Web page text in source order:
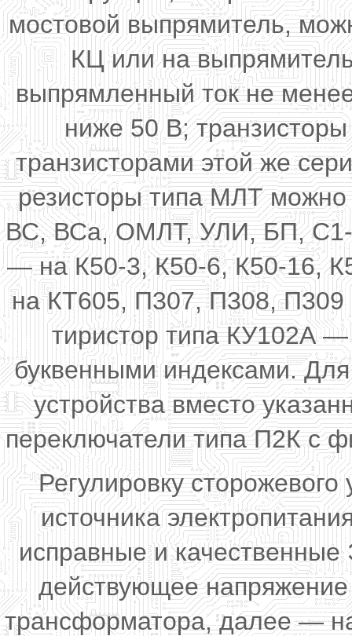
мостовой выпрямитель,
КЦ или на
выпрямленный ток не
ниже 50 В;
транзисторами этой же
резисторы типа МЛТ можно
ВС, ВСа, ОМЛТ, УЛИ, БП, C1-
— на К50-3, К50-6, К50-16,
на КТ605, П307, П308,
тиристор типа КУ102А
буквенными индексами.
устройства вместо
переключатели типа П2К с
Регулировку
источника
исправные и
действующее
трансформатора, далее —